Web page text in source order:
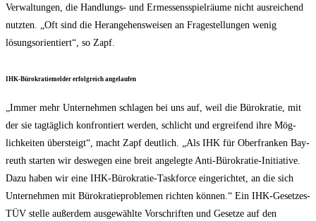
Ver­wal­tun­gen, die Hand­lungs- und Ermes­sens­spiel­räu­me nicht aus­rei­chend
nutz­ten. „Oft sind die Her­an­ge­hens­wei­sen an Fra­ge­stel­lun­gen wenig
lösungs­ori­en­tiert“, so Zapf.
IHK-Büro­kra­tie­mel­der erfolg­reich angelaufen
„Immer mehr Unter­neh­men schla­gen bei uns auf, weil die Büro­kra­tie, mit
der sie tag­täg­lich kon­fron­tiert wer­den, schlicht und ergrei­fend ihre Mög­
lich­kei­ten über­steigt“, macht Zapf deut­lich. „Als IHK für Ober­fran­ken Bay­
reuth star­ten wir des­we­gen eine breit ange­leg­te Anti-Büro­kra­tie-Initia­ti­ve.
Dazu haben wir eine IHK-Büro­kra­tie-Taskforce ein­ge­rich­tet, an die sich
Unter­neh­men mit Büro­kra­tie­pro­ble­men rich­ten kön­nen.“ Ein IHK-Geset­zes-
TÜV stel­le außer­dem aus­ge­wähl­te Vor­schrif­ten und Geset­ze auf den